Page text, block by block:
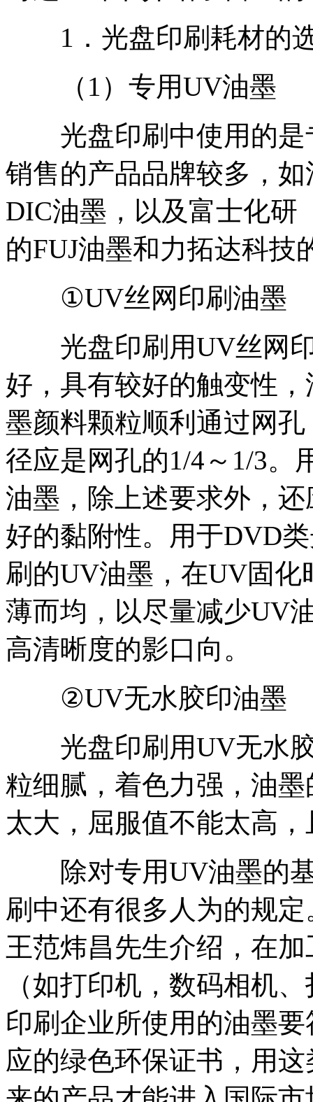
1．光盘印刷耗材的
（1）专用UV油墨
光盘印刷中使用的是
销售的产品品牌较多，
DIC油墨，以及富士化研
的FUJ油墨和力拓达科
①UV丝网印刷油墨
光盘印刷用UV丝网印
好，具有较好的触变性
墨颜料颗粒顺利通过网孔
径应是网孔的1/4～1/3。
油墨，除上述要求外，
好的黏附性。用于DVD
刷的UV油墨，在UV固
薄而均，以尽量减少UV
高清晰度的影口向。
②UV无水胶印油墨
光盘印刷用UV无水胶
粒细腻，着色力强，油
太大，屈服值不能太高
除对专用UV油墨的基
刷中还有很多人为的规
王范炜昌先生介绍，在
（如打印机，数码相机
印刷企业所使用的油墨
应的绿色环保证书，用